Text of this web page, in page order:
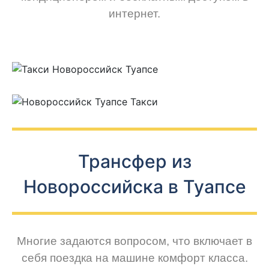
интернет.
Трансфер из
Новороссийска в Туапсе
Многие задаются вопросом, что включает в
себя поездка на машине комфорт класса.